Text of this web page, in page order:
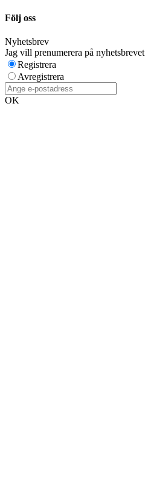
Följ oss
Nyhetsbrev
Jag vill prenumerera på nyhetsbrevet
Registrera
Avregistrera
OK